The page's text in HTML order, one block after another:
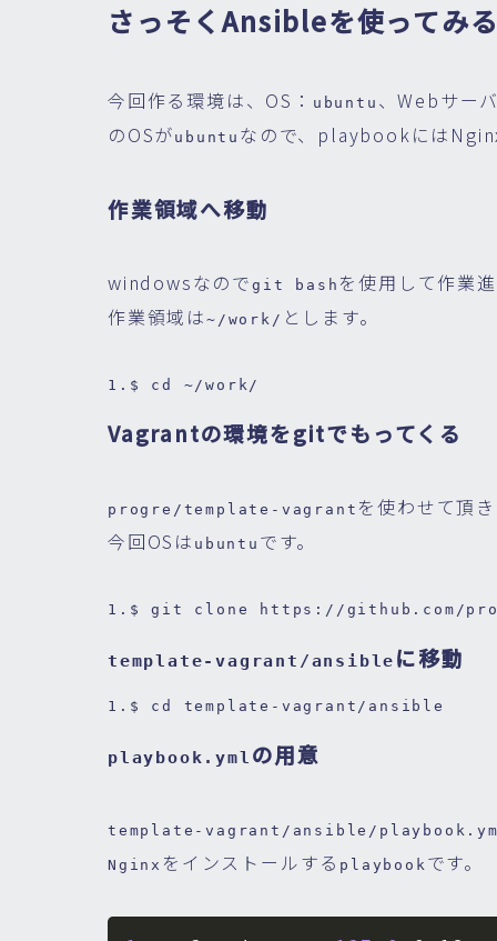
さっそくAnsibleを使ってみ
今回作る環境は、OS： ubuntu 、Webサー
のOSが ubuntu なので、playbookには
作業領域へ移動
windowsなので git bash を使用して作業
作業領域は ~/work/ とします。
1. $ cd ~/work/
Vagrantの環境をgitでもってくる
progre/template-vagrant を使わせて頂
今回OSは ubuntu です。
1. $ git clone https ://github.com/
template-vagrant/ansible に移動
1. $ cd template-vagrant/ansible
playbook.yml の用意
template-vagrant/ansible/
Nginx をインストールする playbook です。